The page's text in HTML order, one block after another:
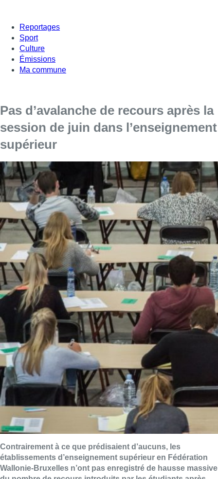
Reportages
Sport
Culture
Émissions
Ma commune
Pas d’avalanche de recours après la
session de juin dans l’enseignement
supérieur
Contrairement à ce que prédisaient d’aucuns, les
établissements d’enseignement supérieur en Fédération
Wallonie-Bruxelles n’ont pas enregistré de hausse massive